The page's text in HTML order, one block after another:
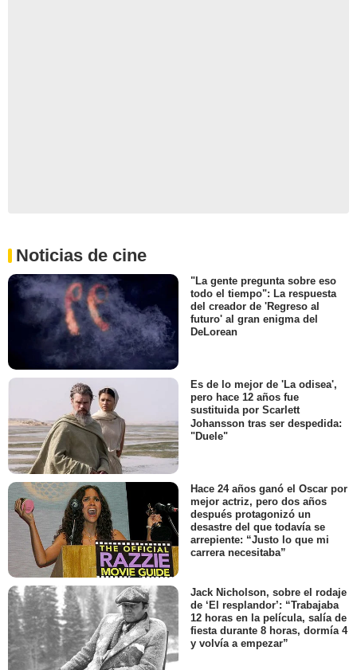
Noticias de cine
"La gente pregunta sobre eso
todo el tiempo": La respuesta
del creador de 'Regreso al
futuro' al gran enigma del
DeLorean
Es de lo mejor de 'La odisea',
pero hace 12 años fue
sustituida por Scarlett
Johansson tras ser despedida:
"Duele"
Hace 24 años ganó el Oscar por
mejor actriz, pero dos años
después protagonizó un
desastre del que todavía se
arrepiente: “Justo lo que mi
carrera necesitaba”
Jack Nicholson, sobre el rodaje
de ‘El resplandor’: “Trabajaba
12 horas en la película, salía de
fiesta durante 8 horas, dormía 4
y volvía a empezar”